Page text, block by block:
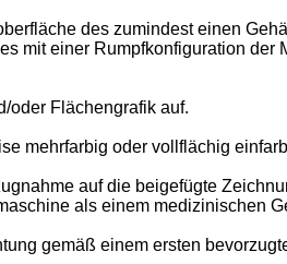
des zumindest einen
mit einer Rumpfkonfiguration der
oder Flächengrafik auf.
mehrfarbig oder vollflächig
auf die beigefügte
als einem medizinischen
gemäß einem ersten